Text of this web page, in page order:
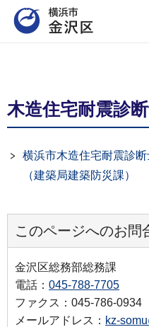
木造住宅耐震診
横浜市木造住宅耐震診
（建築局建築防災課）
このページへのお問
金沢区総務部総務課
電話： 045-788-7705
ファクス：045-786-0934
メールアドレス： kz-